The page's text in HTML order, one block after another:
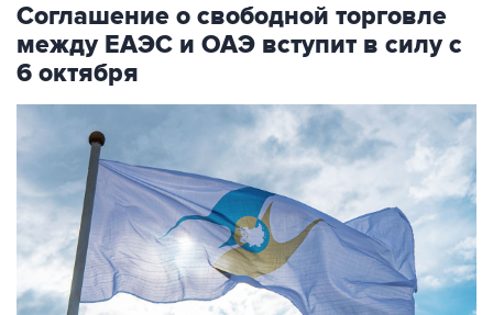
Соглашение о свободной торговле
между ЕАЭС и ОАЭ вступит в силу с
6 октября